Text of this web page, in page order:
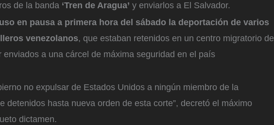
de la banda ‘Tren de Aragua’ y enviarlos a El Salvador.
en pausa a primera hora del sábado la deportación de varios
venezolanos, que estaban retenidos en un centro migratorio de
enviados a una cárcel de máxima seguridad en el país
no expulsar de Estados Unidos a ningún miembro de la
detenidos hasta nueva orden de esta corte”, decretó el máximo
dictamen.